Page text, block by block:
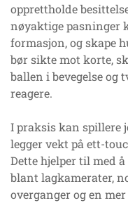
opprettholde
nøyaktige pasninger
formasjon, og skape
bør sikte mot korte,
ballen i bevegelse og
reagere.
I praksis kan spillere
legger vekt på ett-
Dette hjelper til med
blant lagkamerater,
overganger og en